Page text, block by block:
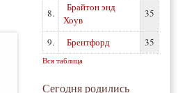
8.
Брайтон энд
Хоув
35
9. Брентфорд 35
Вся таблица
Сегодня родились